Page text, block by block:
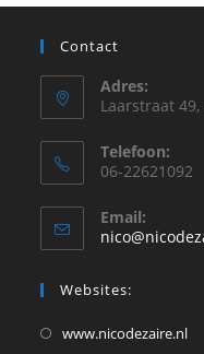
Contact
Adres:
Laarstraat 49,
Telefoon:
06-22621092
Email:
Websites:
www.nicodezaire.nl